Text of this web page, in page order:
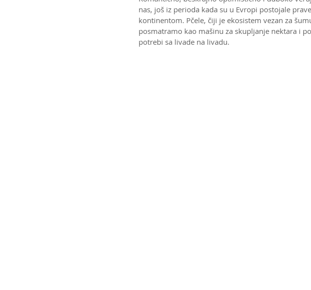
nas, još iz perioda kada su u Evropi postojale
kontinentom. Pčele, čiji je ekosistem vezan za
posmatramo kao mašinu za skupljanje nektara i
potrebi sa livade na livadu.